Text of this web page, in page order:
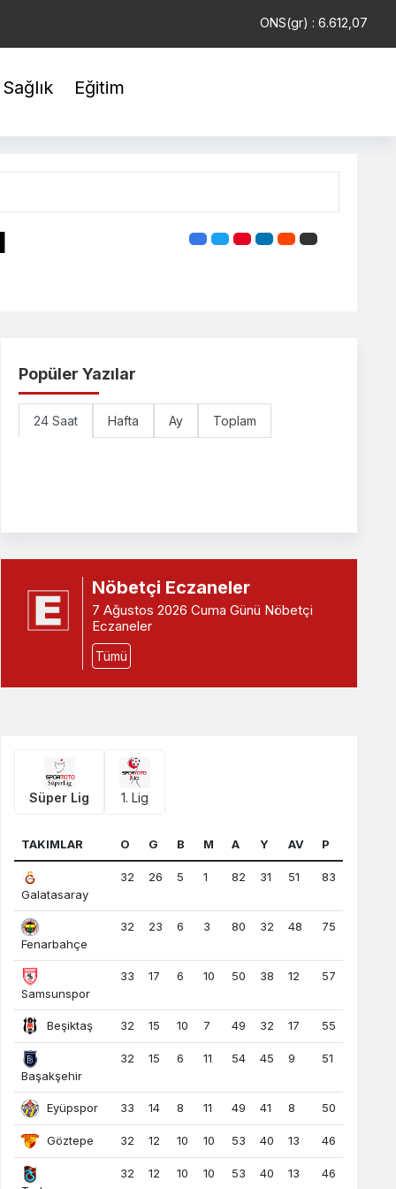
ONS(gr) : 6.612,07
Sağlık Eğitim
Popüler Yazılar
24 Saat Hafta Ay Toplam
Nöbetçi Eczaneler
7 Ağustos 2026 Cuma Günü Nöbetçi
Eczaneler
Tümü
Süper Lig 1. Lig
TAKIMLAR O G B M A Y AV P
Galatasaray
32 26 5 1 82 31 51 83
Fenarbahçe
32 23 6 3 80 32 48 75
Samsunspor
33 17 6 10 50 38 12 57
Beşiktaş 32 15 10 7 49 32 17 55
Başakşehir
32 15 6 11 54 45 9 51
Eyüpspor 33 14 8 11 49 41 8 50
Göztepe 32 12 10 10 53 40 13 46
32 12 10 10 53 40 13 46